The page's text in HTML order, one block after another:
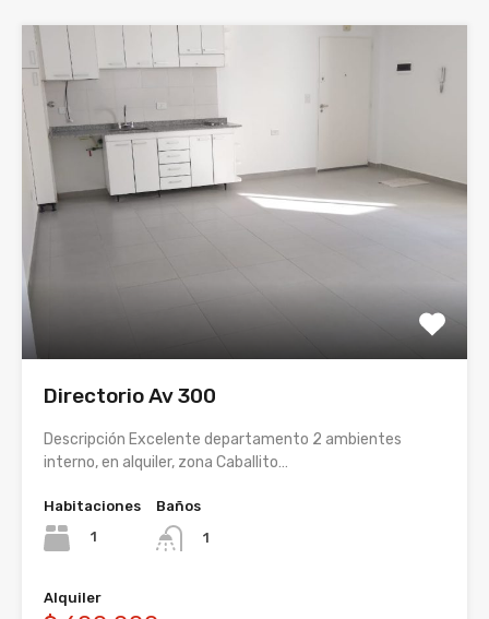
Directorio Av 300
Descripción Excelente departamento 2 ambientes
interno, en alquiler, zona Caballito…
Habitaciones
1
Baños
1
Alquiler